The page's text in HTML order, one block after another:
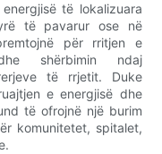
të lokalizuara
të pavarur ose në
për rritjen e
shërbimin ndaj
të rrjetit. Duke
e energjisë dhe
të ofrojnë një burim
komunitetet, spitalet,